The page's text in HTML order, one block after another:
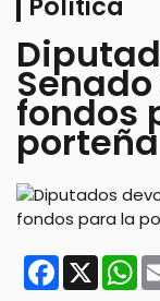
fondos
porteña
Facebook
X